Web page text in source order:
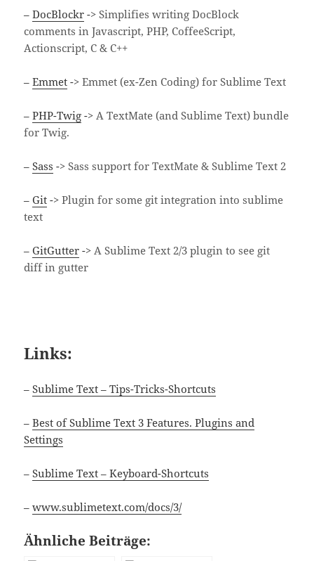
–DocBlockr ->Simplifies writing DocBlock
comments in Javascript, PHP, CoffeeScript,
Actionscript, C & C++
–Emmet ->Emmet (ex-Zen Coding) for Sublime Text
–PHP-Twig -> A TextMate (and Sublime Text) bundle
for Twig.
–Sass ->Sass support for TextMate & Sublime Text 2
–Git ->Plugin for some git integration into sublime
text
–GitGutter -> A Sublime Text 2/3 plugin to see git
diff in gutter
Links:
–Sublime Text – Tips-Tricks-Shortcuts
–Best of Sublime Text 3 Features. Plugins and
Settings
–Sublime Text – Keyboard-Shortcuts
–www.sublimetext.com/docs/3/
Ähnliche Beiträge: